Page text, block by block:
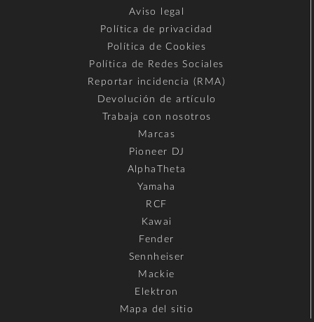
Aviso legal
Política de privacidad
Política de Cookies
Política de Redes Sociales
Reportar incidencia (RMA)
Devolución de artículo
Trabaja con nosotros
Marcas
Pioneer DJ
AlphaTheta
Yamaha
RCF
Kawai
Fender
Sennheiser
Mackie
Elektron
Mapa del sitio